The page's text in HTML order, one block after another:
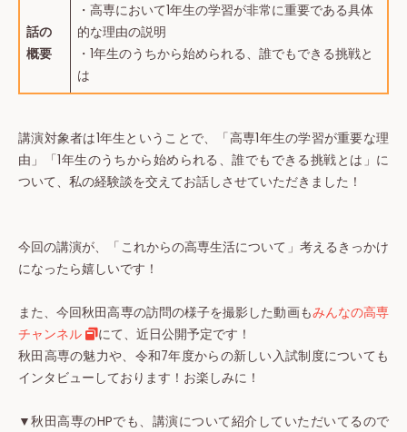
話の
概要
・高専において1年生の学習が非常に重要である具体
的な理由の説明
・1年生のうちから始められる、誰でもできる挑戦と
は
講演対象者は1年生ということで、「高専1年生の学習が重要な理
由」「1年生のうちから始められる、誰でもできる挑戦とは」に
ついて、私の経験談を交えてお話しさせていただきました！
今回の講演が、「これからの高専生活について」考えるきっかけ
になったら嬉しいです！
また、今回秋田高専の訪問の様子を撮影した動画もみんなの高専
チャンネル
にて、近日公開予定です！
秋田高専の魅力や、令和7年度からの新しい入試制度についても
インタビューしております！お楽しみに！
▼秋田高専のHPでも、講演について紹介していただいてるので